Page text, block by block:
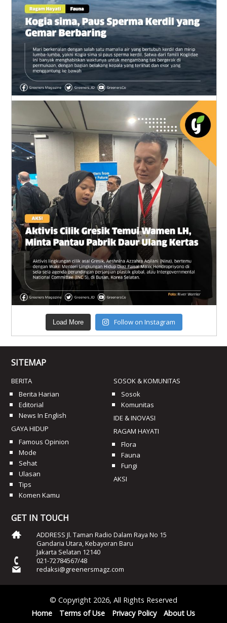
Load More Follow on Instagram
SITEMAP
BERITA
Berita Harian
Editorial
News In English
GAYA HIDUP
Famous Opinion
Mode
Sehat
Ulasan
Tips
Komen Kamu
SOSOK & KOMUNITAS
Sosok
Komunitas
IDE & INOVASI
RAGAM HAYATI
Flora
Fauna
Fungi
AKSI
GET IN TOUCH
ADDRESS Jl. Taman Radio Dalam Raya No 15
Gandaria Utara, Kebayoran Baru
Jakarta Selatan 12140
021-72784567/48
redaksi@greenersmagz.com
© Copyright 2026, All Rights Reserved
Home
Terms of Use Privacy Policy About Us